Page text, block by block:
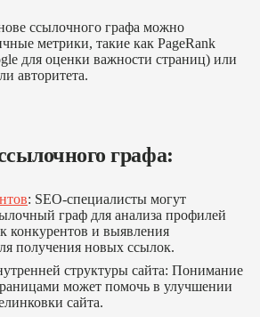
ссылочного графа можно
метрики, такие как PageRank
для оценки важности страниц) или
авторитета.
графа:
: SEO-специалисты могут
граф для анализа профилей
конкурентов и выявления
получения новых ссылок.
структуры сайта: Понимание
может помочь в улучшении
сайта.